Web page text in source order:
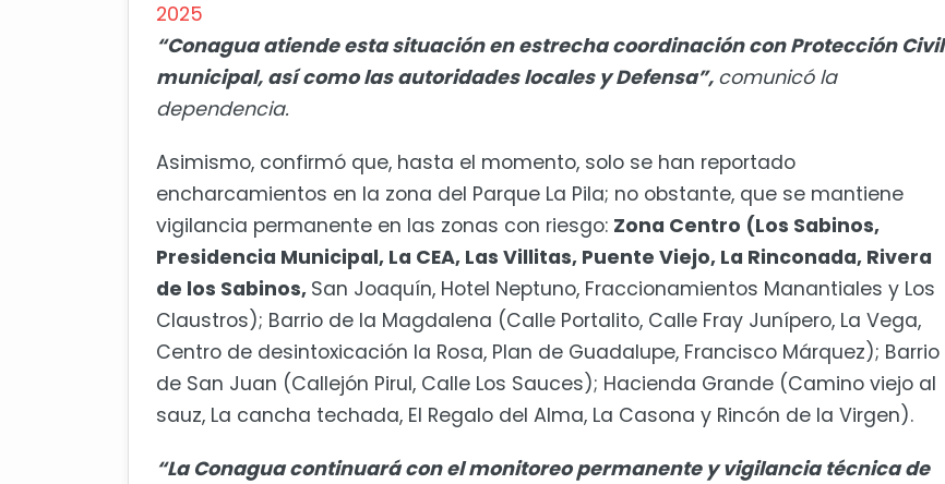
2025
“Conagua atiende esta situación en estrecha coordinación con Protección Civil
municipal, así como las autoridades locales y Defensa”, comunicó la
dependencia.
Asimismo, confirmó que, hasta el momento, solo se han reportado
encharcamientos en la zona del Parque La Pila; no obstante, que se mantiene
vigilancia permanente en las zonas con riesgo: Zona Centro (Los Sabinos,
Presidencia Municipal, La CEA, Las Villitas, Puente Viejo, La Rinconada, Rivera
de los Sabinos, San Joaquín, Hotel Neptuno, Fraccionamientos Manantiales y Los
Claustros); Barrio de la Magdalena (Calle Portalito, Calle Fray Junípero, La Vega,
Centro de desintoxicación la Rosa, Plan de Guadalupe, Francisco Márquez); Barrio
de San Juan (Callejón Pirul, Calle Los Sauces); Hacienda Grande (Camino viejo al
sauz, La cancha techada, El Regalo del Alma, La Casona y Rincón de la Virgen).
“La Conagua continuará con el monitoreo permanente y vigilancia técnica de